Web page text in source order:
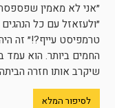
״אני לא מאמין
״ולעזאזל עם כל
החמים ביותר. הוא עמד
שיקרב אותו חזרה
לסיפור המלא